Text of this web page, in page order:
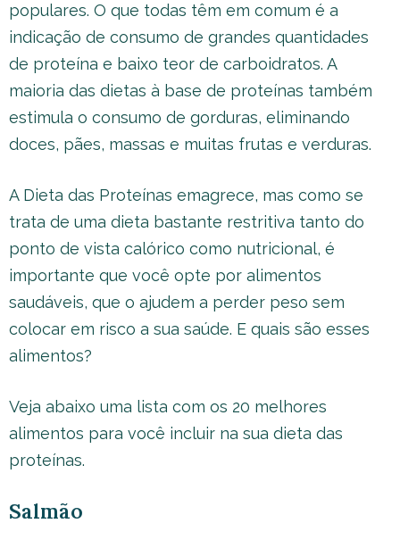
populares. O que todas têm em comum é a
indicação de consumo de grandes quantidades
de proteína e baixo teor de carboidratos. A
maioria das dietas à base de proteínas também
estimula o consumo de gorduras, eliminando
doces, pães, massas e muitas frutas e verduras.
A Dieta das Proteínas emagrece, mas como se
trata de uma dieta bastante restritiva tanto do
ponto de vista calórico como nutricional, é
importante que você opte por alimentos
saudáveis, que o ajudem a perder peso sem
colocar em risco a sua saúde. E quais são esses
alimentos?
Veja abaixo uma lista com os 20 melhores
alimentos para você incluir na sua dieta das
proteínas.
Salmão